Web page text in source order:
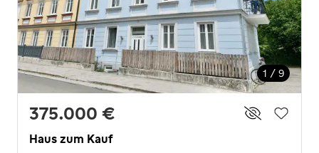
1 / 9
375.000 €
Haus zum Kauf